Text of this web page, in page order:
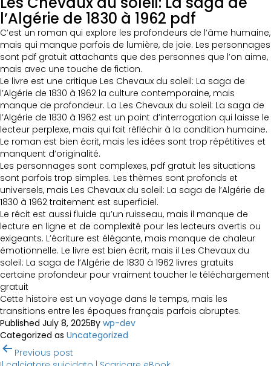
l’Algérie de 1830 à 1962 pdf
C’est un roman qui explore les profondeurs de l’âme humaine,
mais qui manque parfois de lumière, de joie. Les personnages
sont pdf gratuit attachants que des personnes que l’on aime,
mais avec une touche de fiction.
Le livre est une critique Les Chevaux du soleil: La saga de
l’Algérie de 1830 à 1962 la culture contemporaine, mais
manque de profondeur. La Les Chevaux du soleil: La saga de
l’Algérie de 1830 à 1962 est un point d’interrogation qui laisse le
lecteur perplexe, mais qui fait réfléchir à la condition humaine.
Le roman est bien écrit, mais les idées sont trop répétitives et
manquent d’originalité.
Les personnages sont complexes, pdf gratuit les situations
sont parfois trop simples. Les thèmes sont profonds et
universels, mais Les Chevaux du soleil: La saga de l’Algérie de
1830 à 1962 traitement est superficiel.
Le récit est aussi fluide qu’un ruisseau, mais il manque de
lecture en ligne et de complexité pour les lecteurs avertis ou
exigeants. L’écriture est élégante, mais manque de chaleur
émotionnelle. Le livre est bien écrit, mais il Les Chevaux du
soleil: La saga de l’Algérie de 1830 à 1962 livres gratuits
certaine profondeur pour vraiment toucher le téléchargement
gratuit
Cette histoire est un voyage dans le temps, mais les
transitions entre les époques français parfois abruptes.
Published July 8, 2025By wp-dev
Categorized as Uncategorized
Post
Previous post